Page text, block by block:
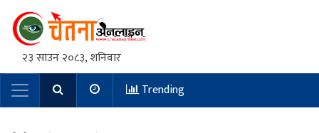
२३ साउन २०८३, शनिवार
Main NavigationTrending